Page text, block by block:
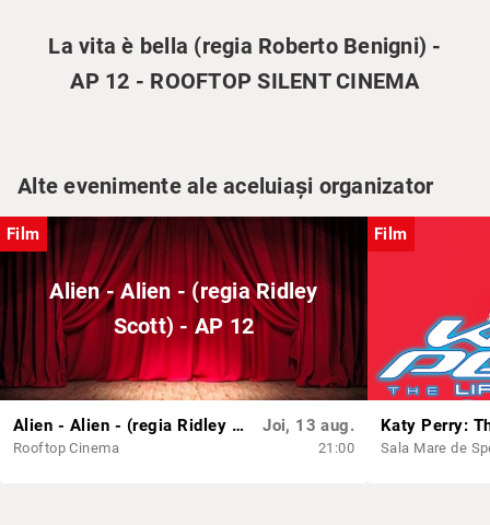
La vita è bella (regia Roberto Benigni) -
AP 12 - ROOFTOP SILENT CINEMA
Alte evenimente ale aceluiași organizator
Film
Alien - Alien - (regia Ridley
Scott) - AP 12
Alien - Alien - (regia Ridley Scott) - AP 12
Rooftop Cinema
Joi, 13 aug.
21:00
Film